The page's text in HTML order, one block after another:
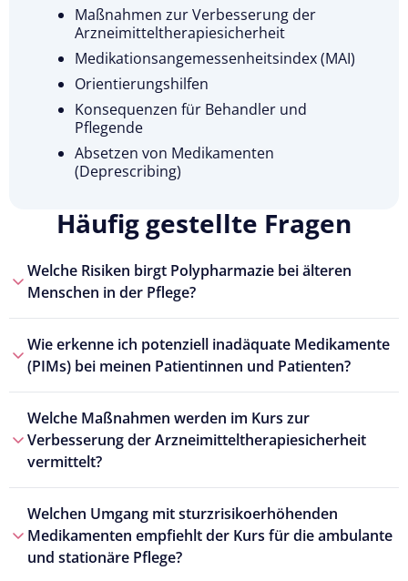
Maßnahmen zur Verbesserung der
Arzneimitteltherapiesicherheit
Medikationsangemessenheitsindex (MAI)
Orientierungshilfen
Konsequenzen für Behandler und
Pflegende
Absetzen von Medikamenten
(Deprescribing)
Häufig gestellte Fragen
Welche Risiken birgt Polypharmazie bei älteren
Menschen in der Pflege?
Wie erkenne ich potenziell inadäquate Medikamente
(PIMs) bei meinen Patientinnen und Patienten?
Welche Maßnahmen werden im Kurs zur
Verbesserung der Arzneimitteltherapiesicherheit
vermittelt?
Welchen Umgang mit sturzrisikoerhöhenden
Medikamenten empfiehlt der Kurs für die ambulante
und stationäre Pflege?